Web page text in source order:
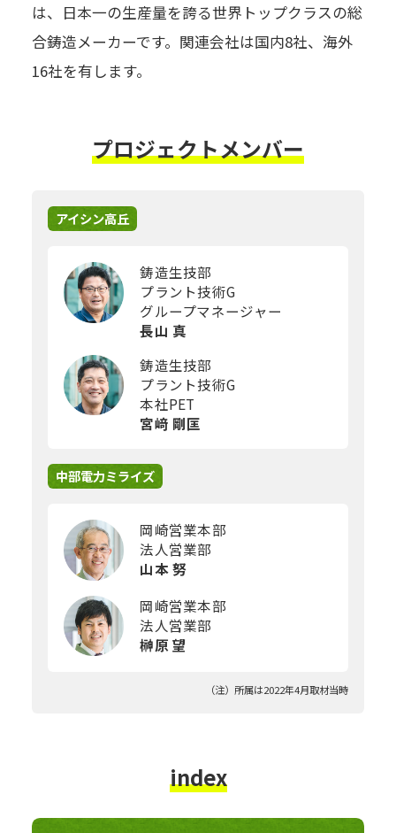
は、日本一の生産量を誇る世界トップクラスの総
合鋳造メーカーです。関連会社は国内8社、海外
16社を有します。
プロジェクトメンバー
アイシン高丘
鋳造生技部
プラント技術G
グループマネージャー
長山 真
鋳造生技部
プラント技術G
本社PET
宮﨑 剛匡
中部電力ミライズ
岡崎営業本部
法人営業部
山本 努
岡崎営業本部
法人営業部
榊原 望
（注）所属は2022年4月取材当時
index